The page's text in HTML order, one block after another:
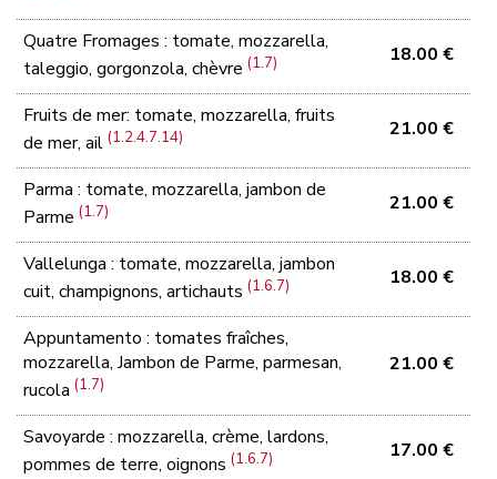
Quatre Fromages : tomate, mozzarella,
taleggio, gorgonzola, chèvre(1.7) 18.00 €
Fruits de mer: tomate, mozzarella, fruits
de mer, ail(1.2.4.7.14) 21.00 €
Parma : tomate, mozzarella, jambon de
Parme(1.7) 21.00 €
Vallelunga : tomate, mozzarella, jambon
cuit, champignons, artichauts(1.6.7) 18.00 €
Appuntamento : tomates fraîches,
mozzarella, Jambon de Parme, parmesan,
rucola(1.7)
21.00 €
Savoyarde : mozzarella, crème, lardons,
pommes de terre, oignons(1.6.7) 17.00 €